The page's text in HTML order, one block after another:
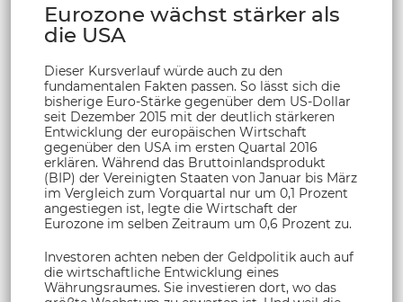
Eurozone wächst stärker als
die USA
Dieser Kursverlauf würde auch zu den
fundamentalen Fakten passen. So lässt sich die
bisherige Euro-Stärke gegenüber dem US-Dollar
seit Dezember 2015 mit der deutlich stärkeren
Entwicklung der europäischen Wirtschaft
gegenüber den USA im ersten Quartal 2016
erklären. Während das Bruttoinlandsprodukt
(BIP) der Vereinigten Staaten von Januar bis März
im Vergleich zum Vorquartal nur um 0,1 Prozent
angestiegen ist, legte die Wirtschaft der
Eurozone im selben Zeitraum um 0,6 Prozent zu.
Investoren achten neben der Geldpolitik auch auf
die wirtschaftliche Entwicklung eines
Währungsraumes. Sie investieren dort, wo das